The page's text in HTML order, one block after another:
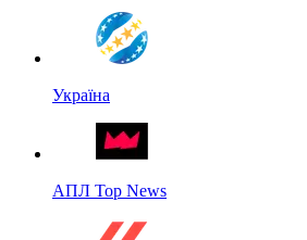
Україна
АПЛ Top News